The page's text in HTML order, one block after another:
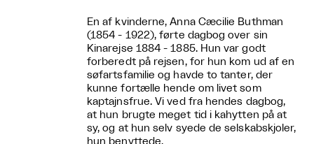
En af kvinderne, Anna Cæcilie Buthman
(1854 - 1922), førte dagbog over sin
Kinarejse 1884 - 1885. Hun var godt
forberedt på rejsen, for hun kom ud af en
søfartsfamilie og havde to tanter, der
kunne fortælle hende om livet som
kaptajnsfrue. Vi ved fra hendes dagbog,
at hun brugte meget tid i kahytten på at
sy, og at hun selv syede de selskabskjoler,
hun benyttede.